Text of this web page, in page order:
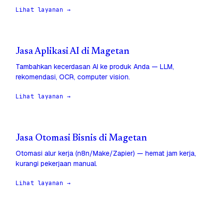
Lihat layanan →
Jasa Aplikasi AI di Magetan
Tambahkan kecerdasan AI ke produk Anda — LLM,
rekomendasi, OCR, computer vision.
Lihat layanan →
Jasa Otomasi Bisnis di Magetan
Otomasi alur kerja (n8n/Make/Zapier) — hemat jam kerja,
kurangi pekerjaan manual.
Lihat layanan →